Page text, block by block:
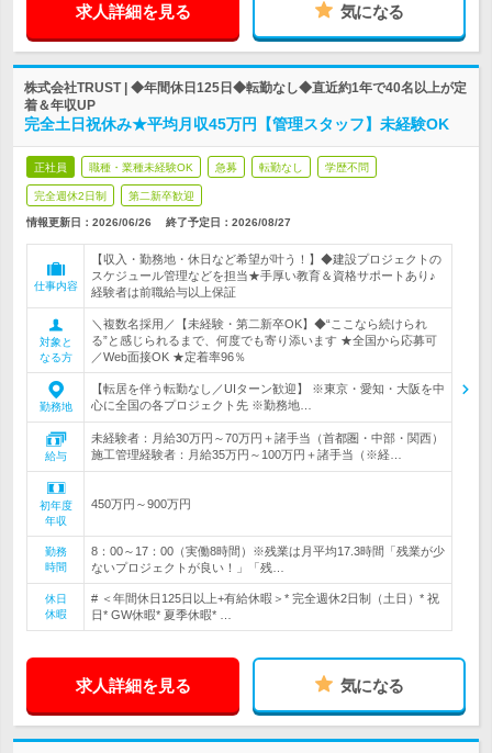
求人詳細を見る 気になる
株式会社TRUST | ◆年間休日125日◆転勤なし◆直近約1年で40名以上が定
着＆年収UP
完全土日祝休み★平均月収45万円【管理スタッフ】未経験OK
正社員 職種・業種未経験OK 急募 転勤なし 学歴不問
完全週休2日制 第二新卒歓迎
情報更新日：2026/06/26 終了予定日： 2026/08/27
仕事内容
【収入・勤務地・休日など希望が叶う！】◆建設プロジェクトの
スケジュール管理などを担当★手厚い教育＆資格サポートあり♪
経験者は前職給与以上保証
対象と
なる方
＼複数名採用／【未経験・第二新卒OK】◆“ここなら続けられ
る”と感じられるまで、何度でも寄り添います ★全国から応募可
／Web面接OK ★定着率96％
勤務地
【転居を伴う転勤なし／UIターン歓迎】 ※東京・愛知・大阪を中
心に全国の各プロジェクト先 ※勤務地…
給与
未経験者：月給30万円～70万円＋諸手当（首都圏・中部・関西）
施工管理経験者：月給35万円～100万円＋諸手当（※経…
初年度
年収
450万円～900万円
勤務
時間
8：00～17：00（実働8時間）※残業は月平均17.3時間「残業が少
ないプロジェクトが良い！」「残…
休日
休暇
# ＜年間休日125日以上+有給休暇＞* 完全週休2日制（土日）* 祝
日* GW休暇* 夏季休暇* …
求人詳細を見る 気になる